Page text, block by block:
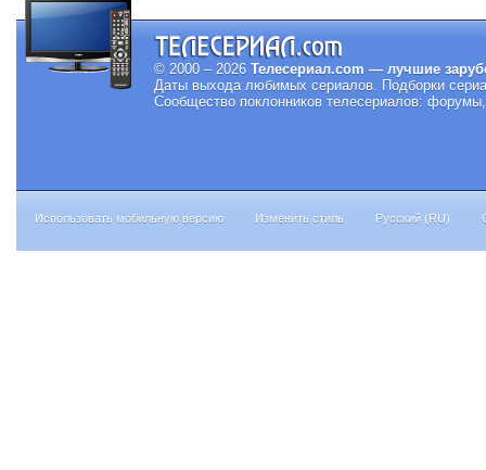
© 2000 – 2026 Телесериал.com — лучшие
Даты выхода любимых сериалов. Подборки
Сообщество поклонников телесериалов:
Использовать мобильную версию Изменить стиль Русский (RU)